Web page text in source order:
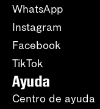
WhatsApp
Instagram
Facebook
TikTok
Ayuda
Centro de ayuda